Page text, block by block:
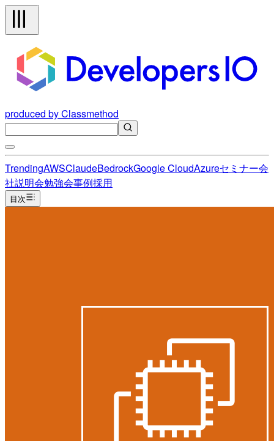
produced by Classmethod
TrendingAWSClaudeBedrockGoogle CloudAzureセミナー会
社説明会勉強会事例採用
目次